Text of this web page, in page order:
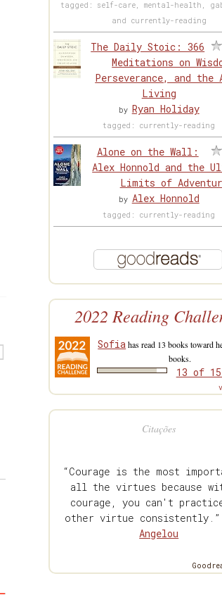
tagged: self-care, mental-health,
and currently-reading
The Daily Stoic: 366
Meditations on
Perseverance, and
Living
by Ryan Holiday
tagged: currently-reading
Alone on the Wall:
Alex Honnold and the
Limits of
by Alex Honnold
tagged: currently-reading
2022 Reading
Sofiahas read 13 books toward
books.
13 of
Citações
“Courage is the most
all the virtues because
courage, you can't
other virtue consistently.”
Angelou